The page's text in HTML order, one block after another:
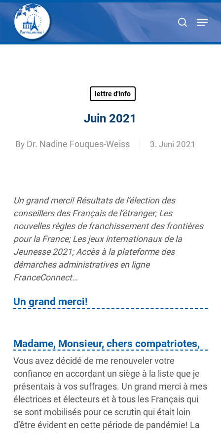
Skip
to
main
content
search
Menu
lettre d'info
Juin 2021
By Dr. Nadine Fouques-Weiss 3. Juni 2021
Un grand merci! Résultats de l’élection des
conseillers des Français de l’étranger; Les
nouvelles règles de franchissement des frontières
pour la France; Les jeux internationaux de la
Jeunesse 2021; Accès à la plateforme des
démarches administratives en ligne
FranceConnect…
Un grand merci!
Madame, Monsieur, chers compatriotes,
Vous avez décidé de me renouveler votre
confiance en accordant un siège à la liste que je
présentais à vos suffrages. Un grand merci à mes
électrices et électeurs et à tous les Français qui
se sont mobilisés pour ce scrutin qui était loin
d’être évident en cette période de pandémie! La